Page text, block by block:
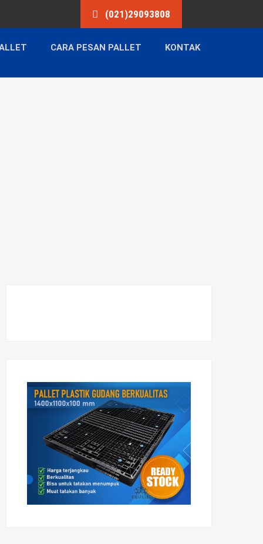
(021)29093808
CARA PESAN PALLET KONTAK